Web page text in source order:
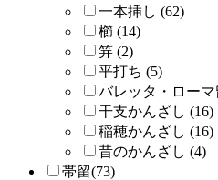
一本挿し (62)
櫛 (14)
笄 (2)
平打ち (5)
バレッタ・ローマ
干支かんざし (16)
稲穂かんざし (16)
昔のかんざし (4)
帯留(73)